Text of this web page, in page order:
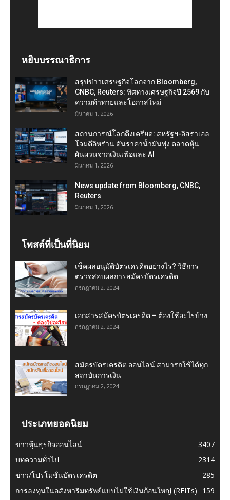
หยิบบรรณาธิการ
สรุปข่าวเศรษฐกิจโลกจาก Bloomberg,
CNBC, Reuters: ทิศทางเศรษฐกิจปี 2569 กับ
ความท้าทายและโอกาสใหม่
มีนาคม 1, 2026
สถานการณ์โลกตึงเครียด: สหรัฐฯ-อิสราเอล
โจมตีอิหร่าน ดันราคาน้ำมันพุ่ง ตลาดหุ้น
ผันผวนจากเงินเฟ้อและ AI
มีนาคม 1, 2026
News update from Bloomberg, CNBC,
Reuters
มีนาคม 1, 2026
โพสต์ที่เป็นที่นิยม
เช็คผลอนุมัติบัตรเครดิตอย่างไร? วิธีการ
ตรวจสอบผลการสมัครบัตรเครดิต
กรกฎาคม 2, 2024
เอกสารสมัครบัตรเครดิต – ต้องใช้อะไรบ้าง
กรกฎาคม 2, 2024
สมัครบัตรเครดิต ออนไลน์ สามารถใช้ได้ทุก
สถาบันการเงิน
กรกฎาคม 2, 2024
ประเภทยอดนิยม
ข่าวหุ้นธุรกิจออนไลน์
3407
บทความทั่วไป
2314
ข่าว/โปรโมชั่นบัตรเครดิต
285
การลงทุนในอสังหาริมทรัพย์แบบไม่ใช้เงินก้อนใหญ่ (REITs)
159